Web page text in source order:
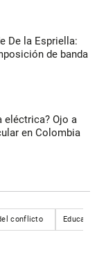
De la Espriella:
de banda
eléctrica? Ojo a
en Colombia
conflicto